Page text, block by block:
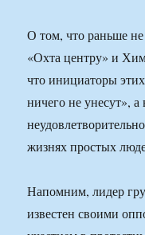
О том, что раньше не
«Охта центру» и
что инициаторы
ничего не унесут», а
жизнях простых
Напомним, лидер
известен своими